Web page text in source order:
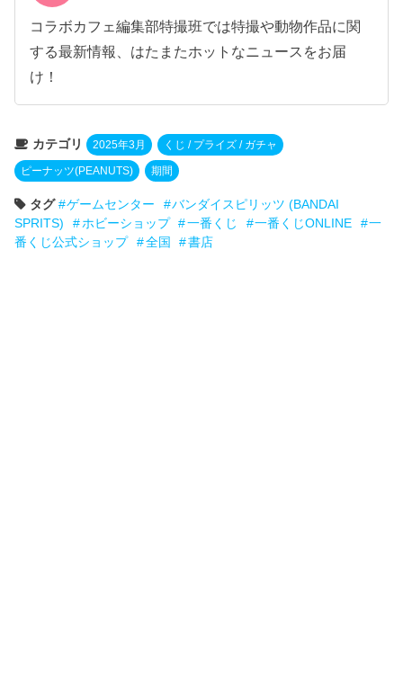
コラボカフェ編集部特撮班では特撮や動物作品に関
する最新情報、はたまたホットなニュースをお届
け！
カテゴリ 2025年3月 くじ / プライズ / ガチャ
ピーナッツ(PEANUTS) 期間
タグ ゲームセンター
バンダイスピリッツ (BANDAI
SPRITS)
ホビーショップ 一番くじ 一番くじONLINE
一
番くじ公式ショップ
全国 書店